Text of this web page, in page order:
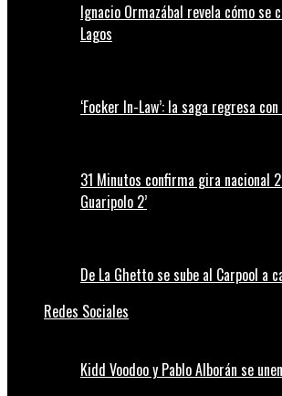
Ignacio Ormazábal revela cómo se
Lagos
‘Focker In-Law’: la saga regresa
31 Minutos confirma gira nacional
Guaripolo 2’
De La Ghetto se sube al Carpool a
Redes Sociales
Kidd Voodoo y Pablo Alborán se